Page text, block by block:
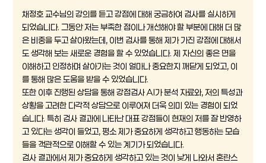
채정호 교수님의 강의를 듣고 강점에 대해 궁금하여 검사를 실시하게
되었습니다. 그동안 저는 부족한 점이나 개선해야 할 부분에 대해 더 많
은 비중을 두고 살아왔는데, 이번 검사를 통해 제가 가진 강점에 대해서
도 생각해 보는 새로운 경험을 할 수 있었습니다. 제 자신의 좋은 면을
이해하고 인정하며 살아가는 것이 얼마나 중요한지 깨닫게 되었고, 이
를 통해 많은 도움을 받을 수 있었습니다.
또한 이후 진행된 상담을 통해 강점검사 AI가 분석 자료와, 저의 특성과
상황을 고려한 다각적 상담으로 이루어져 더욱 의미 있는 경험이 되었
습니다. 특히 검사 결과에 나타난 대표 강점들이 현재의 저를 잘 반영하
고 있다는 생각이 들었고, 평소 제가 중요하게 생각하고 행동하는 모습
들을 객관적으로 이해할 수 있는 계기가 되었습니다.
검사 결과에서 제가 중요하게 생각하고 있는 것이 낮게 나와서 혼란스